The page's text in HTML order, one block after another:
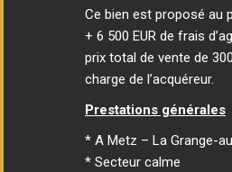
Ce bien est proposé au
+ 6 500 EUR de frais
prix total de vente de
charge de l’acquéreur.
Prestations générales
* A Metz – La Grange-
* Secteur calme